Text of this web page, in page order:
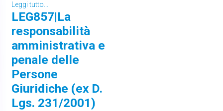
Leggi tutto...
LEG857|La
responsabilità
amministrativa e
penale delle
Persone
Giuridiche (ex D.
Lgs. 231/2001)